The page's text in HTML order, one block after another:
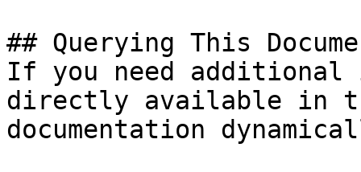
## Querying This
If you need
directly available in
documentation